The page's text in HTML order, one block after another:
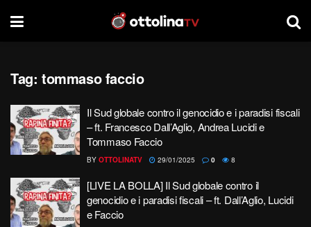
Tag: tommaso faccio
Il Sud globale contro il genocidio e i paradisi fiscali
– ft. Francesco Dall’Aglio, Andrea Lucidi e
Tommaso Faccio
BY OTTOLINATV 29/01/2025 0 8
[LIVE LA BOLLA] Il Sud globale contro il
genocidio e i paradisi fiscali – ft. Dall’Aglio, Lucidi
e Faccio